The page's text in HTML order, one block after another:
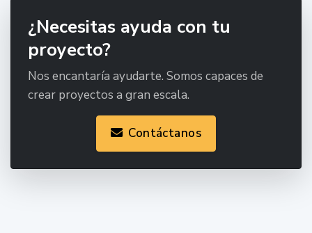
¿Necesitas ayuda con tu
proyecto?
Nos encantaría ayudarte. Somos capaces de
crear proyectos a gran escala.
Contáctanos